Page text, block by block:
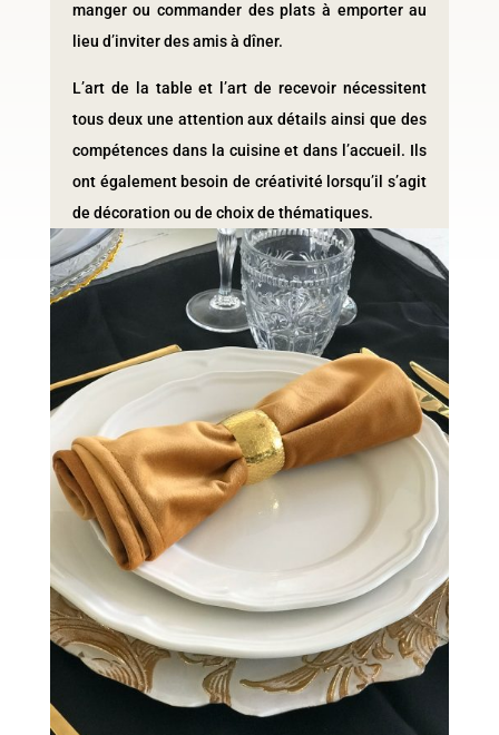
manger ou commander des plats à emporter au
lieu d’inviter des amis à dîner.
L’art de la table et l’art de recevoir nécessitent
tous deux une attention aux détails ainsi que des
compétences dans la cuisine et dans l’accueil. Ils
ont également besoin de créativité lorsqu’il s’agit
de décoration ou de choix de thématiques.